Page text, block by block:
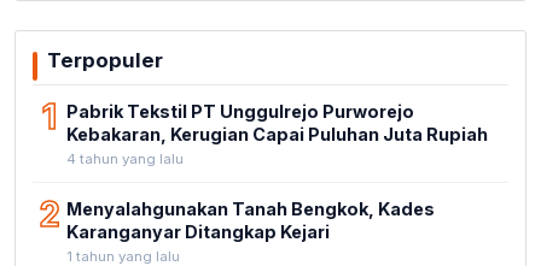
Terpopuler
1 Pabrik Tekstil PT Unggulrejo Purworejo
Kebakaran, Kerugian Capai Puluhan Juta Rupiah
4 tahun yang lalu
2 Menyalahgunakan Tanah Bengkok, Kades
Karanganyar Ditangkap Kejari
1 tahun yang lalu